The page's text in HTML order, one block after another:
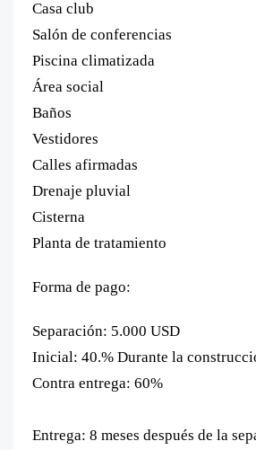
Casa club
Salón de conferencias
Piscina climatizada
Área social
Baños
Vestidores
Calles afirmadas
Drenaje pluvial
Cisterna
Planta de tratamiento
Forma de pago:
Separación: 5.000 USD
Inicial: 40.% Durante la
Contra entrega: 60%
Entrega: 8 meses después de la